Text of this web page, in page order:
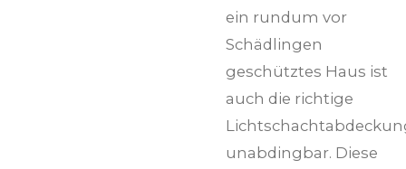
ein rundum vor
Schädlingen
geschütztes Haus ist
auch die richtige
unabdingbar. Diese